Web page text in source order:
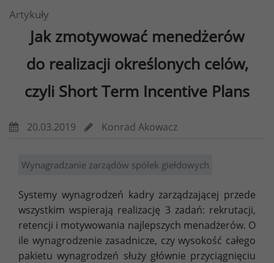
Artykuły
Jak zmotywować menedżerów
do realizacji określonych celów,
czyli Short Term Incentive Plans
20.03.2019 Konrad Akowacz
Wynagradzanie zarządów spółek giełdowych
Systemy wynagrodzeń kadry zarządzającej przede
wszystkim wspierają realizację 3 zadań: rekrutacji,
retencji i motywowania najlepszych menadżerów. O
ile wynagrodzenie zasadnicze, czy wysokość całego
pakietu wynagrodzeń służy głównie przyciągnięciu